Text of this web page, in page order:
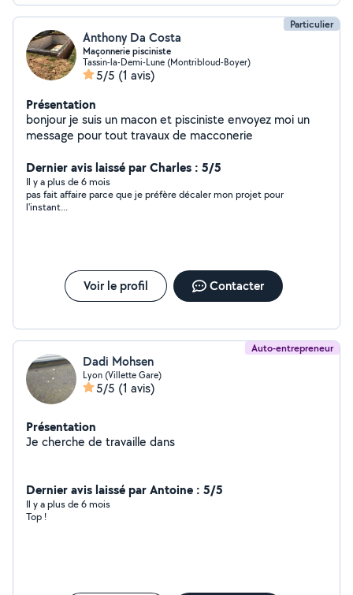
Particulier
Anthony Da Costa
Maçonnerie pisciniste
Tassin-la-Demi-Lune (Montribloud-Boyer)
5/5 (1 avis)
Présentation
bonjour je suis un macon et pisciniste envoyez moi un
message pour tout travaux de macconerie
Dernier avis laissé par Charles : 5/5
Il y a plus de 6 mois
pas fait affaire parce que je préfère décaler mon projet pour
l'instant...
Voir le profil Contacter
Auto-entrepreneur
Dadi Mohsen
Lyon (Villette Gare)
5/5 (1 avis)
Présentation
Je cherche de travaille dans
Dernier avis laissé par Antoine : 5/5
Il y a plus de 6 mois
Top !